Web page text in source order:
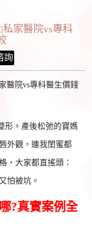
家醫院vs專科
詢
醫院vs專科醫生價錢
形。產後松弛的寶媽
外觀，連我閨蜜都
，大家都直搖頭：
怕被坑。
?真實案例全